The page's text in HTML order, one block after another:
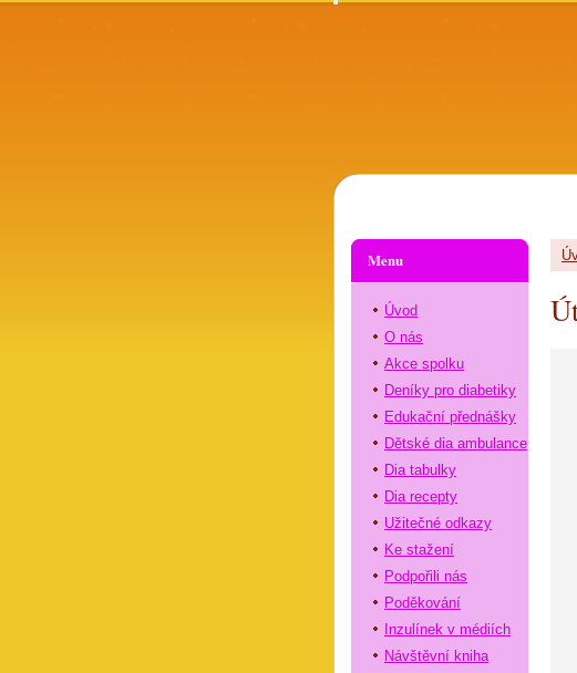
Menu
Úvod
O nás
Akce spolku
Deníky pro diabetiky
Edukační přednášky
Dětské dia ambulance
Dia tabulky
Dia recepty
Užitečné odkazy
Ke stažení
Podpořili nás
Poděkování
Inzulínek v médiích
Návštěvní kniha